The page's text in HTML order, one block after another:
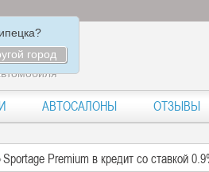
город
АВТОСАЛОНЫ ОТЗЫВЫ
Sportage Premium в кредит со ставкой